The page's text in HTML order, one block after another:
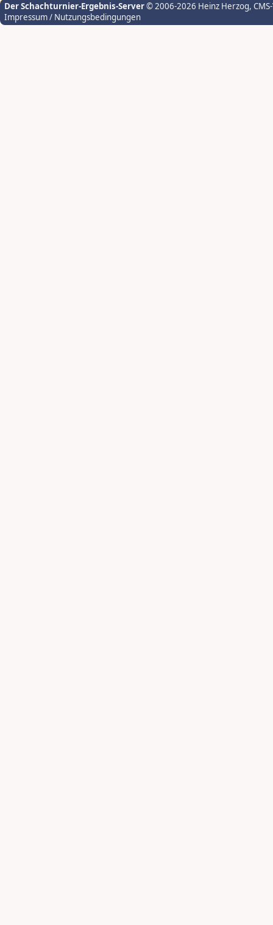
Der Schachturnier-Ergebnis-Server© 2006-2026 Heinz Herzog,
Impressum / Nutzungsbedingungen